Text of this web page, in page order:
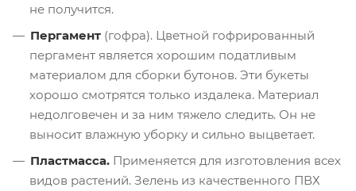
не получится.
Пергамент (гофра). Цветной гофрированный
пергамент является хорошим податливым
материалом для сборки бутонов. Эти букеты
хорошо смотрятся только издалека. Материал
недолговечен и за ним тяжело следить. Он не
выносит влажную уборку и сильно выцветает.
Пластмасса. Применяется для изготовления всех
видов растений. Зелень из качественного ПВХ